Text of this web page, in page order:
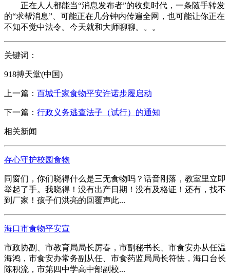
正在人人都能当“消息发布者”的收集时代，一条随手转发
的“求帮消息”、可能正在几分钟内传遍全网，也可能让你正在
不知不觉中法令。今天就和大师聊聊。。。
关键词：
918搏天堂(中国)
上一篇： 百城千家食物平安许诺步履启动
下一篇： 行政义务逃查法子（试行）的通知
相关新闻
存心守护校园食物
同窗们，你们晓得什么是三无食物吗？话音刚落，教室里立即
举起了手。我晓得！没有出产日期！没有及格证！还有，找不
到厂家！孩子们洪亮的回覆声此...
海口市食物平安宣
市政协副、市教育局局长厉春，市副秘书长、市食安办从任温
海鸿，市食安办常务副从任、市食药监局局长符怯，海口台长
陈积流，市第四中学高中部副校...